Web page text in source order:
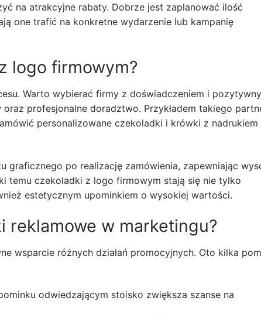
na atrakcyjne rabaty. Dobrze jest zaplanować ilość
one trafić na konkretne wydarzenie lub kampanię
logo firmowym?
Warto wybierać firmy z doświadczeniem i
profesjonalne doradztwo. Przykładem takiego
personalizowane czekoladki i krówki z nadrukiem
graficznego po realizację zamówienia, zapewniając
temu czekoladki z logo firmowym stają się nie tylko
estetycznym upominkiem o wysokiej wartości.
w marketingu?
wsparcie różnych działań promocyjnych. Oto kilka
odwiedzającym stoisko zwiększa szanse na